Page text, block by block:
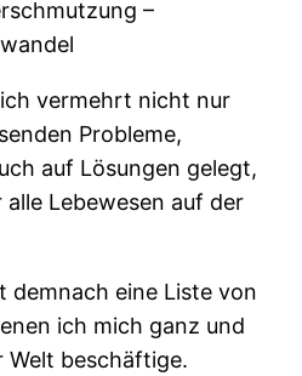
–
vermehrt nicht nur
Probleme,
auf Lösungen gelegt,
alle Lebewesen auf der
demnach eine Liste von
ich mich ganz und
Welt beschäftige.